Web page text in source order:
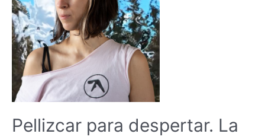
Pellizcar para despertar. La